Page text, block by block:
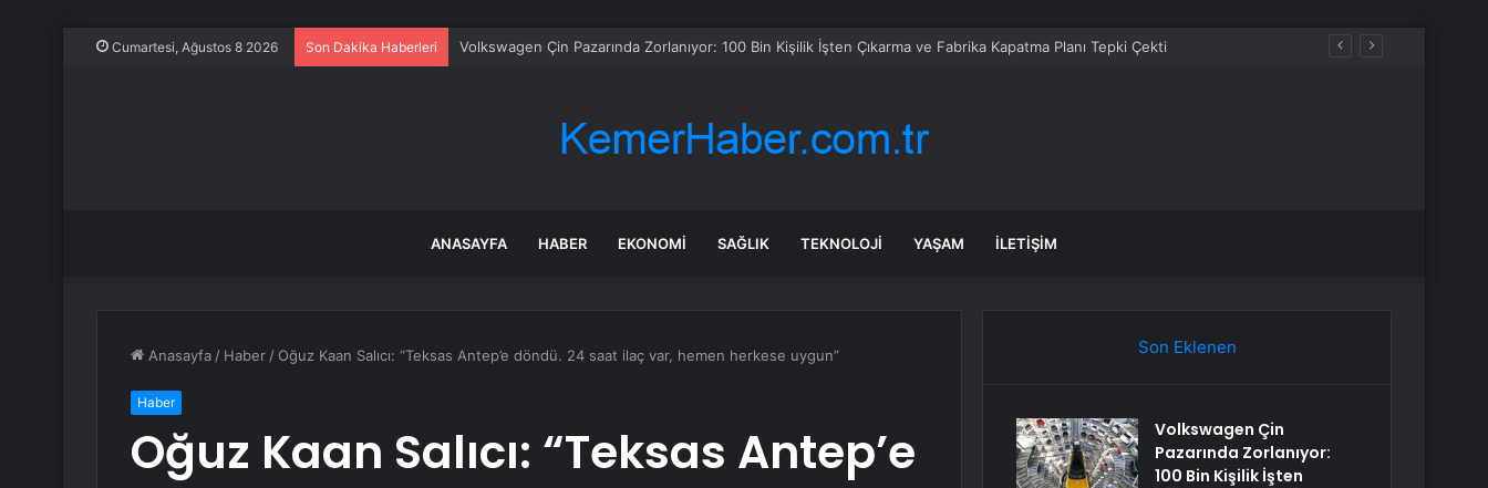
Cumartesi, Ağustos 8 2026 Son Dakika Haberleri İzmir Bornova’da ortak akıl buluşması
ANASAYFA HABER EKONOMI SAĞLIK TEKNOLOJI YAŞAM İLETIŞIM
Anasayfa / Haber / Oğuz Kaan Salıcı: “Teksas Antep’e döndü. 24 saat ilaç var, hemen herkese uygun”
Haber
Oğuz Kaan Salıcı: “Teksas Antep’e
Son Eklenen
Volkswagen Çin
Pazarında Zorlanıyor:
100 Bin Kişilik İşten